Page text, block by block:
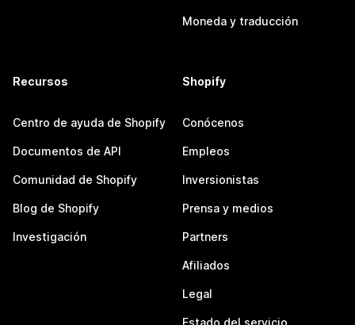
Moneda y traducción
Recursos
Centro de ayuda de Shopify
Documentos de API
Comunidad de Shopify
Blog de Shopify
Investigación
Shopify
Conócenos
Empleos
Inversionistas
Prensa y medios
Partners
Afiliados
Legal
Estado del servicio